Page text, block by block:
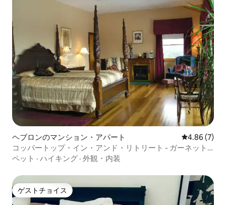
ヘブロンのマンション・アパート レビュー7
4.86 (7)
コッパートップ・イン・アンド・リトリート - ガーネット
スイート
ペット · ハイキング · 外観・内装
ゲストチョイス
ゲストチョイス